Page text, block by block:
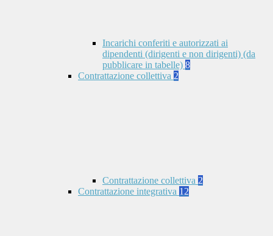
Incarichi conferiti e autorizzati ai
dipendenti (dirigenti e non dirigenti) (da
pubblicare in tabelle) 8
Contrattazione collettiva 2
Contrattazione collettiva 2
Contrattazione integrativa 12